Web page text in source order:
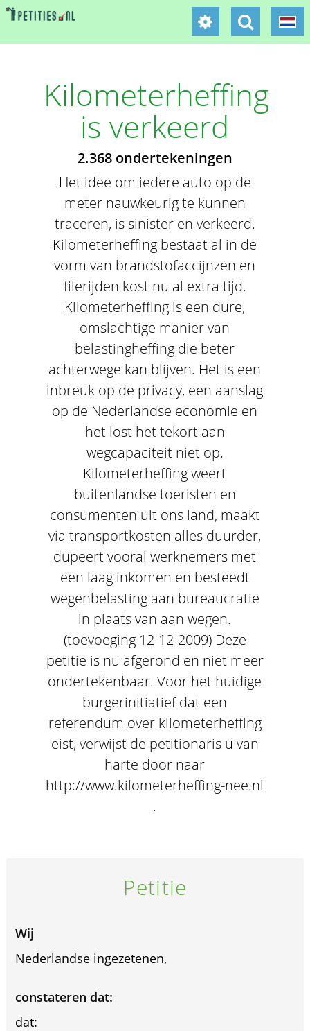
Kilometerheffing
is verkeerd
2.368 ondertekeningen
Het idee om iedere auto op de
meter nauwkeurig te kunnen
traceren, is sinister en verkeerd.
Kilometerheffing bestaat al in de
vorm van brandstofaccijnzen en
filerijden kost nu al extra tijd.
Kilometerheffing is een dure,
omslachtige manier van
belastingheffing die beter
achterwege kan blijven. Het is een
inbreuk op de privacy, een aanslag
op de Nederlandse economie en
het lost het tekort aan
wegcapaciteit niet op.
Kilometerheffing weert
buitenlandse toeristen en
consumenten uit ons land, maakt
via transportkosten alles duurder,
dupeert vooral werknemers met
een laag inkomen en besteedt
wegenbelasting aan bureaucratie
in plaats van aan wegen.
(toevoeging 12-12-2009) Deze
petitie is nu afgerond en niet meer
ondertekenbaar. Voor het huidige
burgerinitiatief dat een
referendum over kilometerheffing
eist, verwijst de petitionaris u van
harte door naar
http://www.kilometerheffing-nee.nl
.
Petitie
Wij
Nederlandse ingezetenen,
constateren dat:
dat: